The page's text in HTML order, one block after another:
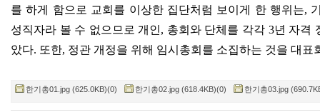
를 하게 함으로 교회를 이상한 집단처럼 보이게 한 행위는,
성직자라 볼 수 없으므로 개인, 총회와 단체를 각각 3년 자격
았다. 또한, 정관 개정을 위해 임시총회를 소집하는 것을 대
한기총01.jpg (625.0KB)(0) 한기총02.jpg (618.4KB)(0) 한기총03.jpg